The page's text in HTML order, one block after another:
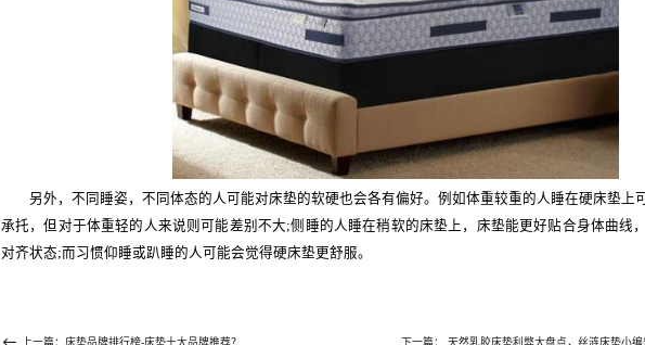
另外，不同睡姿，不同体态的人可能对床垫的软硬也会各有偏好。例如体重较重的人睡在硬床垫上
承托，但对于体重轻的人来说则可能差别不大;侧睡的人睡在稍软的床垫上，床垫能更好贴合身体曲线
对齐状态;而习惯仰睡或趴睡的人可能会觉得硬床垫更舒服。
上一篇：床垫品牌排行榜-床垫十大品牌推荐？ 下一篇： 天然乳胶床垫利弊大盘点，丝涟床垫小编